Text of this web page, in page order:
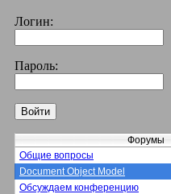
Логин:
Пароль:
Форумы
Общие вопросы
Document Object Model
Обсуждаем конференцию